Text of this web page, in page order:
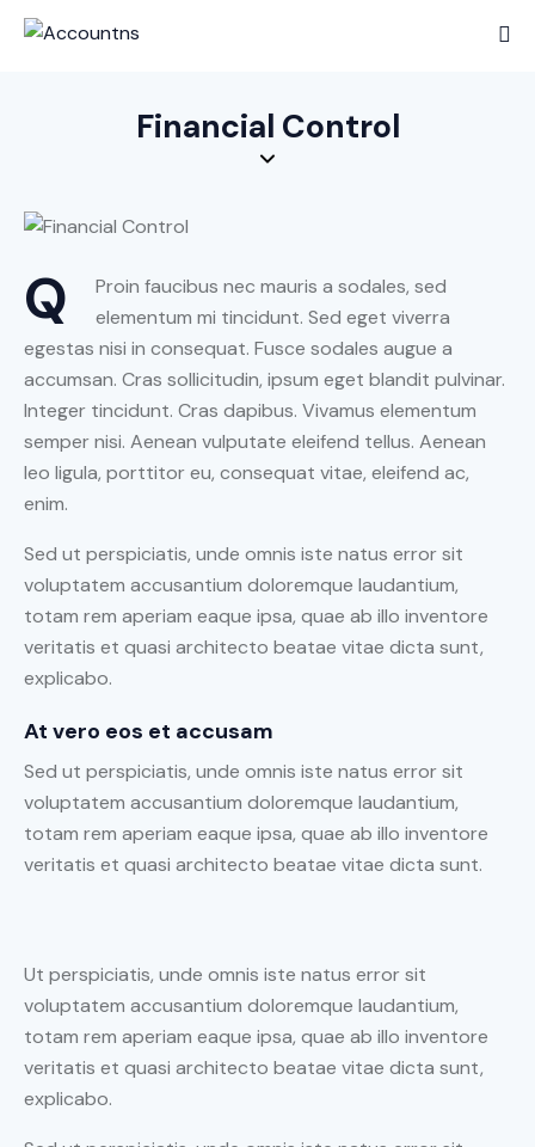
Financial Control
Q
Proin faucibus nec mauris a sodales, sed
elementum mi tincidunt. Sed eget viverra
egestas nisi in consequat. Fusce sodales augue a
accumsan. Cras sollicitudin, ipsum eget blandit pulvinar.
Integer tincidunt. Cras dapibus. Vivamus elementum
semper nisi. Aenean vulputate eleifend tellus. Aenean
leo ligula, porttitor eu, consequat vitae, eleifend ac,
enim.
Sed ut perspiciatis, unde omnis iste natus error sit
voluptatem accusantium doloremque laudantium,
totam rem aperiam eaque ipsa, quae ab illo inventore
veritatis et quasi architecto beatae vitae dicta sunt,
explicabo.
At vero eos et accusam
Sed ut perspiciatis, unde omnis iste natus error sit
voluptatem accusantium doloremque laudantium,
totam rem aperiam eaque ipsa, quae ab illo inventore
veritatis et quasi architecto beatae vitae dicta sunt.
Ut perspiciatis, unde omnis iste natus error sit
voluptatem accusantium doloremque laudantium,
totam rem aperiam eaque ipsa, quae ab illo inventore
veritatis et quasi architecto beatae vitae dicta sunt,
explicabo.